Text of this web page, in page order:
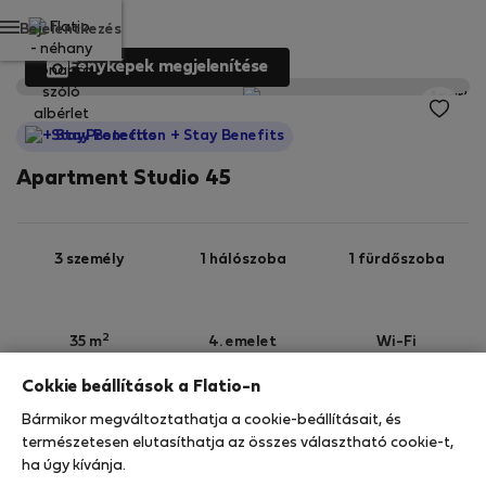
Bejelentkezés
Fényképek megjelenítése
StayProtection + Stay Benefits
Apartment Studio 45
3 személy 1 hálószoba 1 fürdőszoba
35 m2 4. emelet Wi-Fi
Az Ön tartózkodását ebben az ingatlanban a
StayProtection
Cokkie beállítások a Flatio-n
Bármikor megváltoztathatja a cookie-beállításait, és
természetesen elutasíthatja az összes választható cookie-t,
ha úgy kívánja.